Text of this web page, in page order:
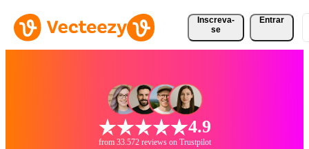
Inscreva-
se
Entrar
4.9
from 33.572 reviews on Trustpilot